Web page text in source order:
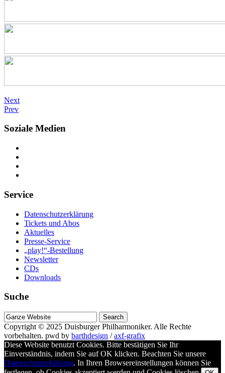
Next
Prev
Soziale Medien
Service
Datenschutzerklärung
Tickets und Abos
Aktuelles
Presse-Service
„play!“-Bestellung
Newsletter
CDs
Downloads
Suche
Suche
nach
Copyright © 2025 Duisburger Philharmoniker. Alle Rechte
vorbehalten. pwd by barthdesign /axf-grafix
Diese Website benutzt Cookies. Bitte bestätigen Sie Ihr
Einverständnis, indem Sie auf OK klicken. Beachten Sie unsere
Datenschutzerklärung. In Ihren Browsereinstellungen können Sie